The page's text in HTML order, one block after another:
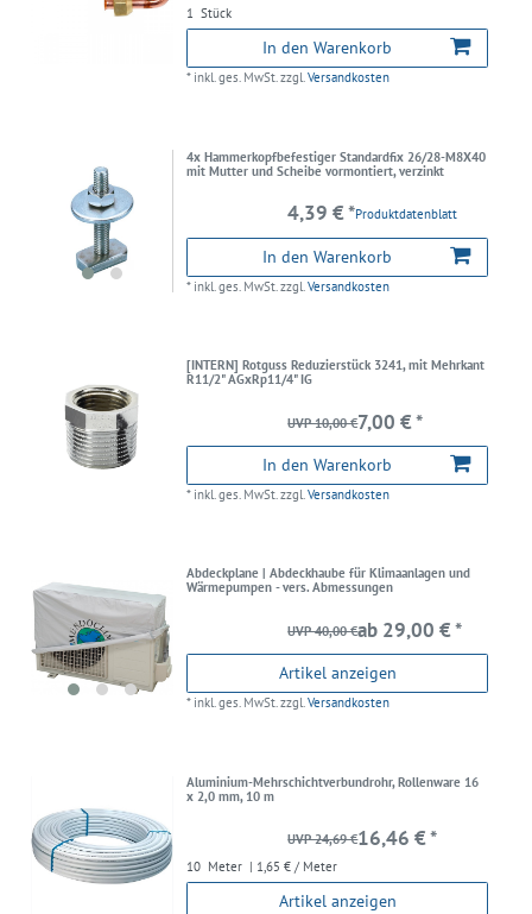
1 Stück
In den Warenkorb
* inkl. ges. MwSt.zzgl.Versandkosten
4x Hammerkopfbefestiger Standardfix 26/28-M8X40
mit Mutter und Scheibe vormontiert, verzinkt
Produktdatenblatt
4,39 € *
In den Warenkorb
* inkl. ges. MwSt. zzgl.Versandkosten
[INTERN] Rotguss Reduzierstück 3241, mit Mehrkant
R11/2" AGxRp11/4" IG
UVP 10,00 €7,00 € *
In den Warenkorb
* inkl. ges. MwSt.zzgl.Versandkosten
Abdeckplane | Abdeckhaube für Klimaanlagen und
Wärmepumpen - vers. Abmessungen
UVP 40,00 €ab 29,00 € *
Artikel anzeigen
* inkl. ges. MwSt.zzgl.Versandkosten
Aluminium-Mehrschichtverbundrohr, Rollenware 16
x 2,0 mm, 10 m
UVP 24,69 €16,46 € *
10 Meter | 1,65 € / Meter
Artikel anzeigen